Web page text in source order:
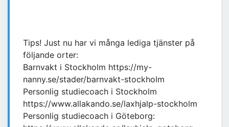
Tips! Just nu har vi många lediga tjänster på
följande orter:
Barnvakt i Stockholm https://my-
nanny.se/stader/barnvakt-stockholm
Personlig studiecoach i Stockholm
https://www.allakando.se/laxhjalp-stockholm
Personlig studiecoach i Göteborg: